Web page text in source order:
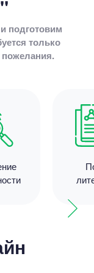
подготовим
только
пожелания.
и
двигателей .